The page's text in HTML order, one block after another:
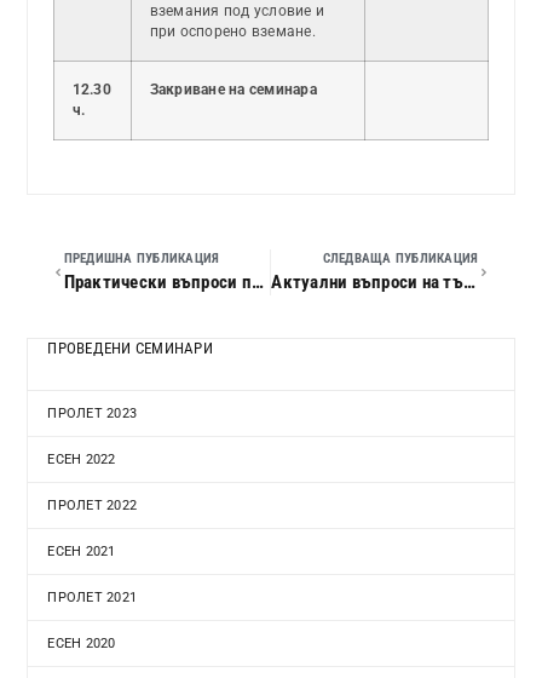
вземания под условие и
при оспорено вземане.
12.30
ч.
Закриване на семинара
ПРЕДИШНА ПУБЛИКАЦИЯ
Практически въпроси по прилагането на международните счетоводни стандарти в българия за 2017 г.
СЛЕДВАЩА ПУБЛИКАЦИЯ
Актуални въпроси на търговското право
ПРОВЕДЕНИ СЕМИНАРИ
ПРОЛЕТ 2023
ЕСЕН 2022
ПРОЛЕТ 2022
ЕСЕН 2021
ПРОЛЕТ 2021
ЕСЕН 2020